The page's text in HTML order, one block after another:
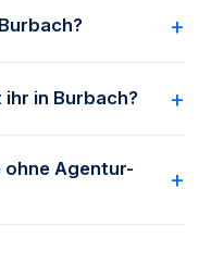
auf Dein
alternativ per
in Burbach?
über
Burbach und
ohne Agentur-